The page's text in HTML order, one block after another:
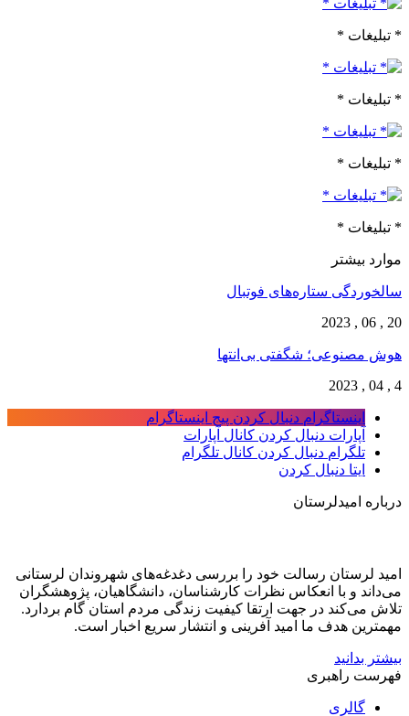
* تبلیغات *
* تبلیغات *
* تبلیغات *
* تبلیغات *
موارد بیشتر
سالخوردگی ستاره‌های فوتبال
20 , 06 , 2023
هوش مصنوعی؛ شگفتی بی‌انتها
4 , 04 , 2023
اینستاگرام دنبال کردن پیج اینستاگرام
آپارات دنبال کردن کانال آپارات
تلگرام دنبال کردن کانال تلگرام
ایتا دنبال کردن
درباره امیدلرستان
امید لرستان رسالت خود را بررسی دغدغه‌های شهروندان لرستانی
می‌داند و با انعکاس نظرات کارشناسان، دانشگاهیان، پژوهشگران
تلاش می‌کند در جهت ارتقا کیفیت زندگی مردم استان گام بردارد.
مهمترین هدف ما امید آفرینی و انتشار سریع اخبار است.
بیشتر بدانید
فهرست راهبری
گالری